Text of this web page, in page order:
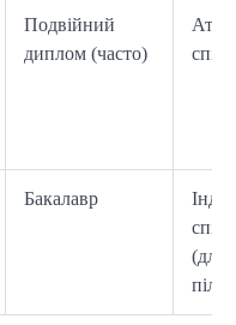
Подвійний
диплом (часто)
Бакалавр
(для